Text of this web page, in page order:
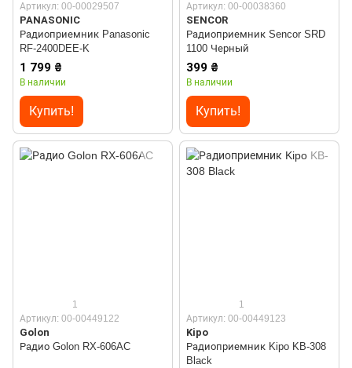
Артикул: 00-00029507
PANASONIC
Радиоприемник Panasonic
RF-2400DEE-K
1 799 ₴
В наличии
Купить!
Артикул: 00-00038360
SENCOR
Радиоприемник Sencor SRD
1100 Черный
399 ₴
В наличии
Купить!
1
Артикул: 00-00449122
Golon
Радио Golon RX-606AC
1
Артикул: 00-00449123
Kipo
Радиоприемник Kipo KB-308
Black